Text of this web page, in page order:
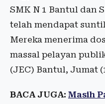
SMK N 1 Bantul dan
telah mendapat
Mereka menerima
massal pelayan
(JEC) Bantul, Jumat
BACA JUGA: Masih